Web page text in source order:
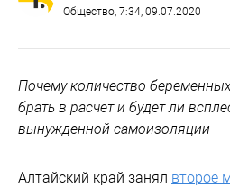
Общество, 7:34, 09.07.2020
Почему количество
брать в расчет и будет ли
вынужденной самоизоляции
Алтайский край занял второе